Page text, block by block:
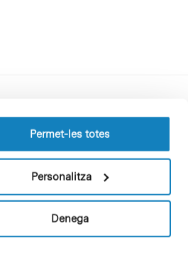
Permet-les totes
Personalitza
Denega
Perfil del contractant
Política de privacitat
Avís Legal
Política de cookies
Patrons i patrocinadors
Borsa de treball
Contacte